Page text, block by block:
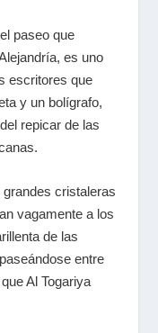
paseo que
es uno
escritores que
y un bolígrafo,
repicar de las
cristaleras
vagamente a los
de las
entre
Al Togariya